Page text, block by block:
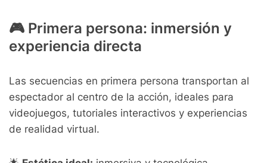
🎮 Primera persona: inmersión y
experiencia directa
Las secuencias en primera persona transportan al
espectador al centro de la acción, ideales para
videojuegos, tutoriales interactivos y experiencias
de realidad virtual.